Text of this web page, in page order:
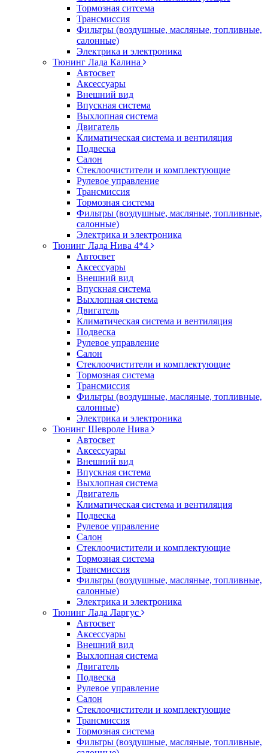
Тормозная ситсема
Трансмиссия
Фильтры (воздушные, масляные, топливные,
салонные)
Электрика и электроника
Тюнинг Лада Калина
Автосвет
Аксессуары
Внешний вид
Впускная система
Выхлопная система
Двигатель
Климатическая система и вентиляция
Подвеска
Салон
Стеклоочистители и комплектующие
Рулевое управление
Трансмиссия
Тормозная система
Фильтры (воздушные, масляные, топливные,
салонные)
Электрика и электроника
Тюнинг Лада Нива 4*4
Автосвет
Аксессуары
Внешний вид
Впускная система
Выхлопная система
Двигатель
Климатическая система и вентиляция
Подвеска
Рулевое управление
Салон
Стеклоочистители и комплектующие
Тормозная система
Трансмиссия
Фильтры (воздушные, масляные, топливные,
салонные)
Электрика и электроника
Тюнинг Шевроле Нива
Автосвет
Аксессуары
Внешний вид
Впускная система
Выхлопная система
Двигатель
Климатическая система и вентиляция
Подвеска
Рулевое управление
Салон
Стеклоочистители и комплектующие
Тормозная система
Трансмиссия
Фильтры (воздушные, масляные, топливные,
салонные)
Электрика и электроника
Тюнинг Лада Ларгус
Автосвет
Аксессуары
Внешний вид
Выхлопная система
Двигатель
Подвеска
Рулевое управление
Салон
Стеклоочистители и комплектующие
Трансмиссия
Тормозная система
Фильтры (воздушные, масляные, топливные,